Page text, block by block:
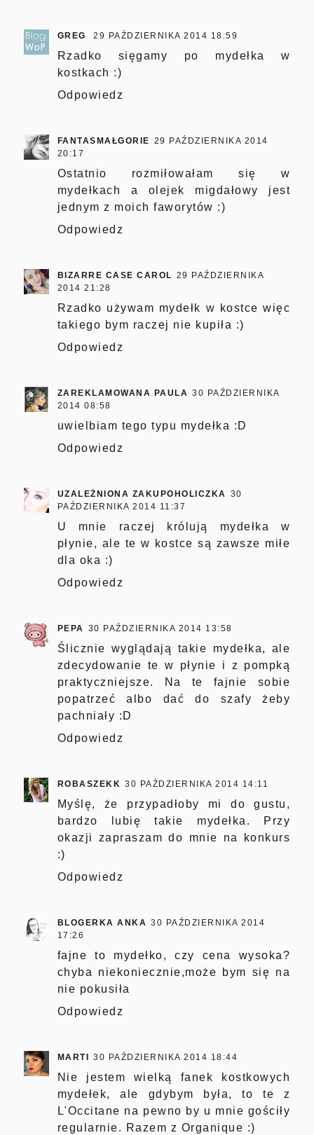
GREG 29 PAŹDZIERNIKA 2014 18:59
Rzadko sięgamy po mydełka w
kostkach :)
Odpowiedz
FANTASMAŁGORIE 29 PAŹDZIERNIKA 2014
20:17
Ostatnio rozmiłowałam się w
mydełkach a olejek migdałowy jest
jednym z moich faworytów :)
Odpowiedz
BIZARRE CASE CAROL 29 PAŹDZIERNIKA
2014 21:28
Rzadko używam mydełk w kostce więc
takiego bym raczej nie kupiła :)
Odpowiedz
ZAREKLAMOWANA PAULA 30 PAŹDZIERNIKA
2014 08:58
uwielbiam tego typu mydełka :D
Odpowiedz
UZALEŻNIONA ZAKUPOHOLICZKA 30
PAŹDZIERNIKA 2014 11:37
U mnie raczej królują mydełka w
płynie, ale te w kostce są zawsze miłe
dla oka :)
Odpowiedz
PEPA 30 PAŹDZIERNIKA 2014 13:58
Ślicznie wyglądają takie mydełka, ale
zdecydowanie te w płynie i z pompką
praktyczniejsze. Na te fajnie sobie
popatrzeć albo dać do szafy żeby
pachniały :D
Odpowiedz
ROBASZEKK 30 PAŹDZIERNIKA 2014 14:11
Myślę, że przypadłoby mi do gustu,
bardzo lubię takie mydełka. Przy
okazji zapraszam do mnie na konkurs
:)
Odpowiedz
BLOGERKA ANKA 30 PAŹDZIERNIKA 2014
17:26
fajne to mydełko, czy cena wysoka?
chyba niekoniecznie,może bym się na
nie pokusiła
Odpowiedz
MARTI 30 PAŹDZIERNIKA 2014 18:44
Nie jestem wielką fanek kostkowych
mydełek, ale gdybym była, to te z
L'Occitane na pewno by u mnie gościły
regularnie. Razem z Organique :)